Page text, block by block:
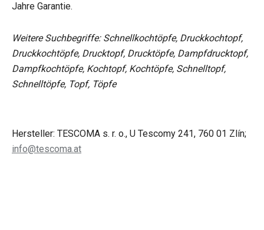
Jahre Garantie.
Weitere Suchbegriffe: Schnellkochtöpfe, Druckkochtopf,
Druckkochtöpfe, Drucktopf, Drucktöpfe, Dampfdrucktopf,
Dampfkochtöpfe, Kochtopf, Kochtöpfe, Schnelltopf,
Schnelltöpfe, Topf, Töpfe
Hersteller: TESCOMA s. r. o., U Tescomy 241, 760 01 Zlín;
info@tescoma.at